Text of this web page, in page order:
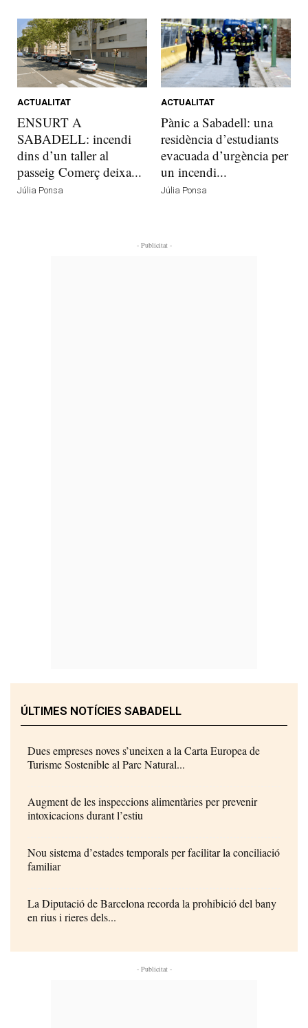
ACTUALITAT
ENSURT A
SABADELL: incendi
dins d’un taller al
passeig Comerç deixa...
Júlia Ponsa
ACTUALITAT
Pànic a Sabadell: una
residència d’estudiants
evacuada d’urgència per
un incendi...
Júlia Ponsa
- Publicitat -
ÚLTIMES NOTÍCIES SABADELL
Dues empreses noves s’uneixen a la Carta Europea de
Turisme Sostenible al Parc Natural...
Augment de les inspeccions alimentàries per prevenir
intoxicacions durant l’estiu
Nou sistema d’estades temporals per facilitar la conciliació
familiar
La Diputació de Barcelona recorda la prohibició del bany
en rius i rieres dels...
- Publicitat -